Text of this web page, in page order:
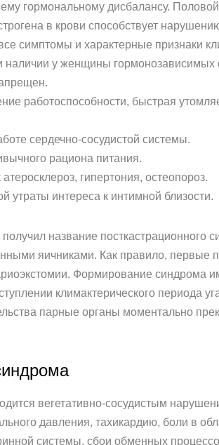
гормональному дисбалансу.
в крови способствует
симптомы и характерные признаки
наличии у женщины
работоспособности, быстрая
сердечно-сосудистой системы.
рациона питания.
гипертония, остеопороз.
утраты интереса к интимной близости.
название
яичниками. Как правило, первые
Формирование синдрома
климактерического периода
парные органы моментально
вегетативно-сосудистым
давления, тахикардию, боли в
системы, сбои обменных